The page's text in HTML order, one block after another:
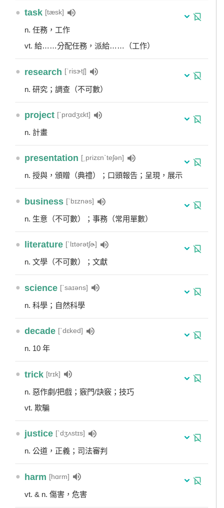
● task [tæsk]
n. 任務，工作
vt. 給……分配任務，派給……（工作）
● research [ˈrisɝtʃ]
n. 研究；調查（不可數）
● project [ˋprɑdʒɛkt]
n. 計畫
● presentation [͵prizɛnˋteʃən]
n. 授與，頒贈（典禮）；口頭報告；呈現，展示
● business [ˋbɪznəs]
n. 生意（不可數）；事務（常用單數）
● literature [ˋlɪtərətʃɚ]
n. 文學（不可數）；文獻
● science [ˋsaɪəns]
n. 科學；自然科學
● decade [ˋdɛked]
n. 10 年
● trick [trɪk]
n. 惡作劇/把戲；竅門/訣竅；技巧
vt. 欺騙
● justice [ˋdʒʌstɪs]
n. 公道，正義；司法審判
● harm [hɑrm]
vt. & n. 傷害，危害